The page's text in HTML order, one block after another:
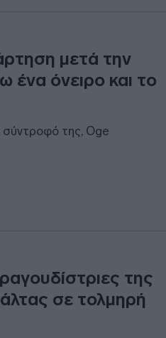
μετά την
όνειρο και το
σύντροφό της, Oge
της
σε τολμηρή